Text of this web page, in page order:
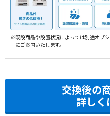
※既設商品や設置状況によっては別途オプ
にご案内いたします。
交換後の
詳しく